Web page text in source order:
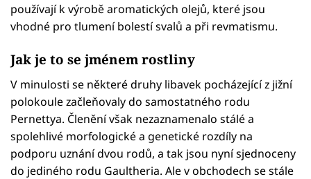
používají k výrobě aromatických olejů, které jsou
vhodné pro tlumení bolestí svalů a při revmatismu.
Jak je to se jménem rostliny
V minulosti se některé druhy libavek pocházející z jižní
polokoule začleňovaly do samostatného rodu
Pernettya. Členění však nezaznamenalo stálé a
spolehlivé morfologické a genetické rozdíly na
podporu uznání dvou rodů, a tak jsou nyní sjednoceny
do jediného rodu Gaultheria. Ale v obchodech se stále